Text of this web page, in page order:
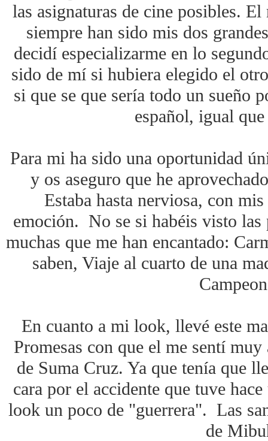
las asignaturas de cine posibles.
siempre han sido mis dos
decidí especializarme en lo
sido de mí si hubiera elegido el
si que se que sería todo un sueño
español, igual
Para mi ha sido una oportunidad
y os aseguro que he
Estaba hasta nerviosa, con
emoción. No se si habéis visto las
muchas que me han encantado:
saben, Viaje al cuarto de una
En cuanto a mi look, llevé este
Promesas con que el me sentí
de Suma Cruz. Ya que tenía que
cara por el accidente que tuve
look un poco de "guerrera". Las
de